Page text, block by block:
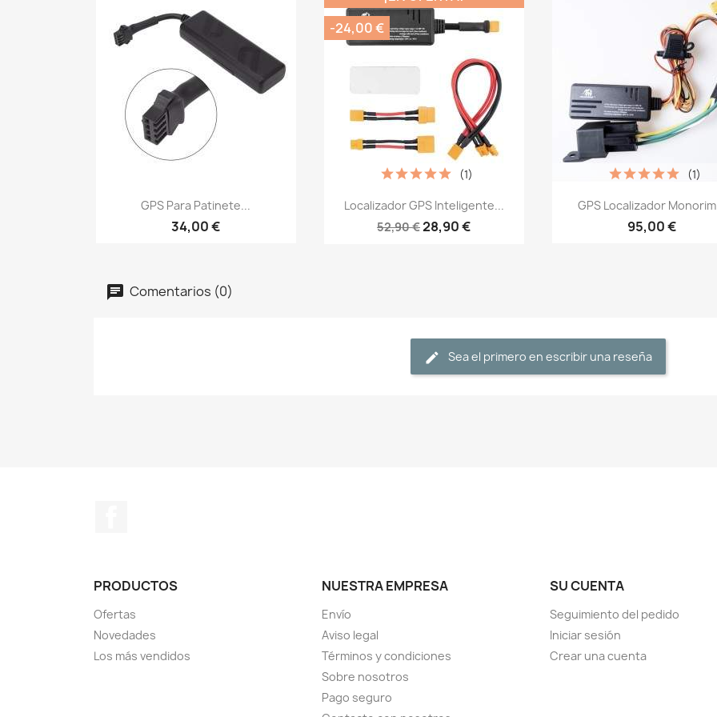
Vista rápida
GPS Para Patinete...
34,00 €
Vista rápida
Localizador GPS Inteligente...
52,90 €28,90 €
(1)
-24,00 €
Vista rápida
GPS Localizador
95,00 €
(1)
Comentarios (0)
Sea el primero en escribir una reseña
PRODUCTOS
Ofertas
Novedades
Los más vendidos
NUESTRA EMPRESA
Envío
Aviso legal
Términos y condiciones
Sobre nosotros
Pago seguro
SU CUENTA
Seguimiento del pedido
Iniciar sesión
Crear una cuenta